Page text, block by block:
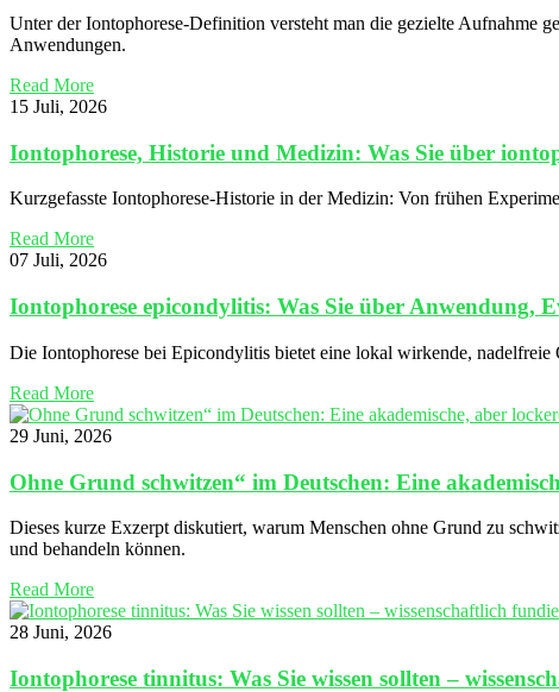
Unter der Iontophorese-Definition versteht man die gezielte Aufnahme
Anwendungen.
Read More
15 Juli, 2026
Iontophorese, Historie und Medizin: Was Sie über
Kurzgefasste Iontophorese-Historie in der Medizin: Von frühen
Read More
07 Juli, 2026
Iontophorese epicondylitis: Was Sie über Anwendung,
Die Iontophorese bei Epicondylitis bietet eine lokal wirkende,
Read More
29 Juni, 2026
Ohne Grund schwitzen“ im Deutschen: Eine
Dieses kurze Exzerpt diskutiert, warum Menschen ohne Grund zu
und behandeln können.
Read More
28 Juni, 2026
Iontophorese tinnitus: Was Sie wissen sollten –